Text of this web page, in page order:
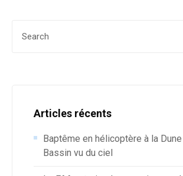
Articles récents
Baptême en hélicoptère à la
Bassin vu du ciel